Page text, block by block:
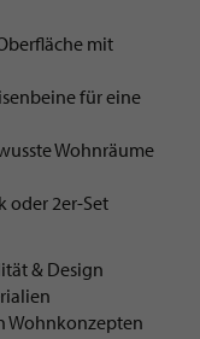
mit
für eine
Wohnräume
oder 2er-Set
& Design
Wohnkonzepten